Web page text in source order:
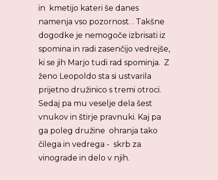
in kmetijo kateri še danes
namenja vso pozornost. . Takšne
dogodke je nemogoče izbrisati iz
spomina in radi zasenčijo vedrejše,
ki se jih Marjo tudi rad spominja. Z
ženo Leopoldo sta si ustvarila
prijetno družinico s tremi otroci.
Sedaj pa mu veselje dela šest
vnukov in štirje pravnuki. Kaj pa
ga poleg družine ohranja tako
čilega in vedrega - skrb za
vinograde in delo v njih.